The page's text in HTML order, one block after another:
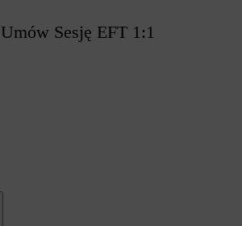
Umów Sesję EFT 1:1